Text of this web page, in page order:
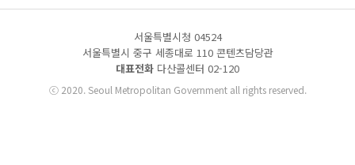
서울특별시청 04524
서울특별시 중구 세종대로 110 콘텐츠담당관
대표전화 다산콜센터 02-120
ⓒ2020. Seoul Metropolitan Government all rights reserved.